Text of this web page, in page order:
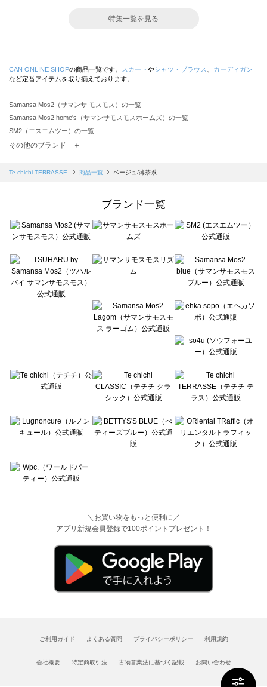
特集一覧を見る
CAN ONLINE SHOPの商品一覧です。 スカート やシャツ・ブラウス
カーディガン
など定番アイテムを取り揃えております。
Samansa Mos2（サマンサ モスモス）の一覧
Samansa Mos2 home's（サマンサモスモスホームズ）の一覧
SM2（エスエムツー）の一覧
TSUHARU by Samansa Mos2（ツハルバイサマンサモスモス）の一覧
Samansa Mos2 blue（サマンサモスモス ブルー）の一覧
Te chichi（テチチ）の一覧
Te chichi CLASSIC（テチチ クラシック）の一覧
Lugnoncure（ルノンキュール）の一覧
BETTY'S BLUE（べティーズブルー）の一覧
Wpc.（ワールドパーティー）の一覧
その他のブランド ＋
Te chichi TERRASSE 商品一覧 ベージュ/薄茶系
ブランド一覧
＼お買い物をもっと便利に／
アプリ新規会員登録で100ポイントプレゼント！
ご利用ガイド よくある質問 プライバシーポリシー 利用規約
会社概要 特定商取引法 古物営業法に基づく記載 お問い合わせ